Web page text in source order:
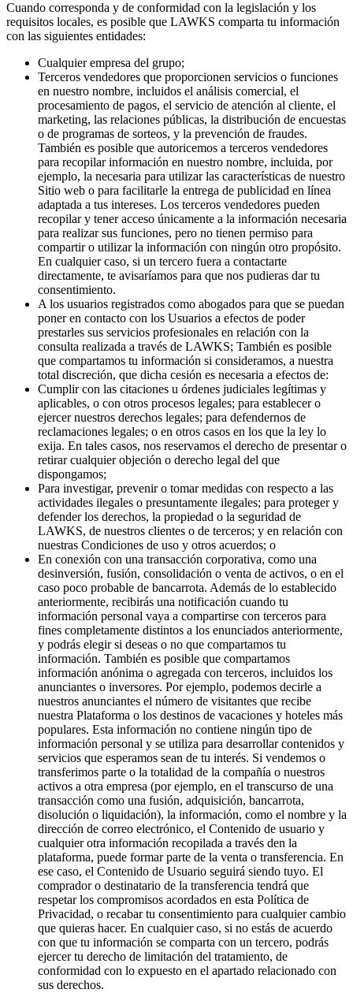
Cuando corresponda y de conformidad con la legislación y los
requisitos locales, es posible que LAWKS comparta tu información
con las siguientes entidades:
Cualquier empresa del grupo;
Terceros vendedores que proporcionen servicios o funciones
en nuestro nombre, incluidos el análisis comercial, el
procesamiento de pagos, el servicio de atención al cliente, el
marketing, las relaciones públicas, la distribución de encuestas
o de programas de sorteos, y la prevención de fraudes.
También es posible que autoricemos a terceros vendedores
para recopilar información en nuestro nombre, incluida, por
ejemplo, la necesaria para utilizar las características de nuestro
Sitio web o para facilitarle la entrega de publicidad en línea
adaptada a tus intereses. Los terceros vendedores pueden
recopilar y tener acceso únicamente a la información necesaria
para realizar sus funciones, pero no tienen permiso para
compartir o utilizar la información con ningún otro propósito.
En cualquier caso, si un tercero fuera a contactarte
directamente, te avisaríamos para que nos pudieras dar tu
consentimiento.
A los usuarios registrados como abogados para que se puedan
poner en contacto con los Usuarios a efectos de poder
prestarles sus servicios profesionales en relación con la
consulta realizada a través de LAWKS; También es posible
que compartamos tu información si consideramos, a nuestra
total discreción, que dicha cesión es necesaria a efectos de:
Cumplir con las citaciones u órdenes judiciales legítimas y
aplicables, o con otros procesos legales; para establecer o
ejercer nuestros derechos legales; para defendernos de
reclamaciones legales; o en otros casos en los que la ley lo
exija. En tales casos, nos reservamos el derecho de presentar o
retirar cualquier objeción o derecho legal del que
dispongamos;
Para investigar, prevenir o tomar medidas con respecto a las
actividades ilegales o presuntamente ilegales; para proteger y
defender los derechos, la propiedad o la seguridad de
LAWKS, de nuestros clientes o de terceros; y en relación con
nuestras Condiciones de uso y otros acuerdos; o
En conexión con una transacción corporativa, como una
desinversión, fusión, consolidación o venta de activos, o en el
caso poco probable de bancarrota. Además de lo establecido
anteriormente, recibirás una notificación cuando tu
información personal vaya a compartirse con terceros para
fines completamente distintos a los enunciados anteriormente,
y podrás elegir si deseas o no que compartamos tu
información. También es posible que compartamos
información anónima o agregada con terceros, incluidos los
anunciantes o inversores. Por ejemplo, podemos decirle a
nuestros anunciantes el número de visitantes que recibe
nuestra Plataforma o los destinos de vacaciones y hoteles más
populares. Esta información no contiene ningún tipo de
información personal y se utiliza para desarrollar contenidos y
servicios que esperamos sean de tu interés. Si vendemos o
transferimos parte o la totalidad de la compañía o nuestros
activos a otra empresa (por ejemplo, en el transcurso de una
transacción como una fusión, adquisición, bancarrota,
disolución o liquidación), la información, como el nombre y la
dirección de correo electrónico, el Contenido de usuario y
cualquier otra información recopilada a través den la
plataforma, puede formar parte de la venta o transferencia. En
ese caso, el Contenido de Usuario seguirá siendo tuyo. El
comprador o destinatario de la transferencia tendrá que
respetar los compromisos acordados en esta Política de
Privacidad, o recabar tu consentimiento para cualquier cambio
que quieras hacer. En cualquier caso, si no estás de acuerdo
con que tu información se comparta con un tercero, podrás
ejercer tu derecho de limitación del tratamiento, de
conformidad con lo expuesto en el apartado relacionado con
sus derechos.